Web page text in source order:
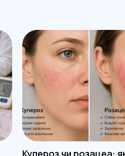
Купероз чи розацеа: